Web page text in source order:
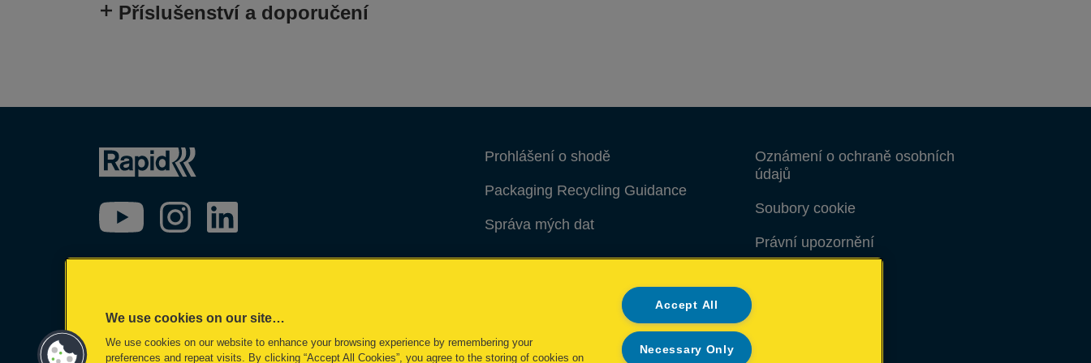
Příslušenství a doporučení
Prohlášení o shodě
Packaging Recycling Guidance
Správa mých dat
Oznámení o ochraně osobních
údajů
Soubory cookie
Právní upozornění
©2026 ACCO Brands
We use cookies on our site…
We use cookies on our website to enhance your browsing experience by remembering your
preferences and repeat visits. By clicking “Accept All Cookies”, you agree to the storing of cookies on
Accept All
Necessary Only